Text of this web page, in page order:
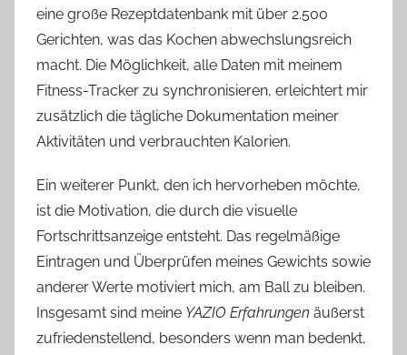
eine große Rezeptdatenbank mit über 2.500
Gerichten, was das Kochen abwechslungsreich
macht. Die Möglichkeit, alle Daten mit meinem
Fitness-Tracker zu synchronisieren, erleichtert mir
zusätzlich die tägliche Dokumentation meiner
Aktivitäten und verbrauchten Kalorien.
Ein weiterer Punkt, den ich hervorheben möchte,
ist die Motivation, die durch die visuelle
Fortschrittsanzeige entsteht. Das regelmäßige
Eintragen und Überprüfen meines Gewichts sowie
anderer Werte motiviert mich, am Ball zu bleiben.
Insgesamt sind meine YAZIO Erfahrungen äußerst
zufriedenstellend, besonders wenn man bedenkt,